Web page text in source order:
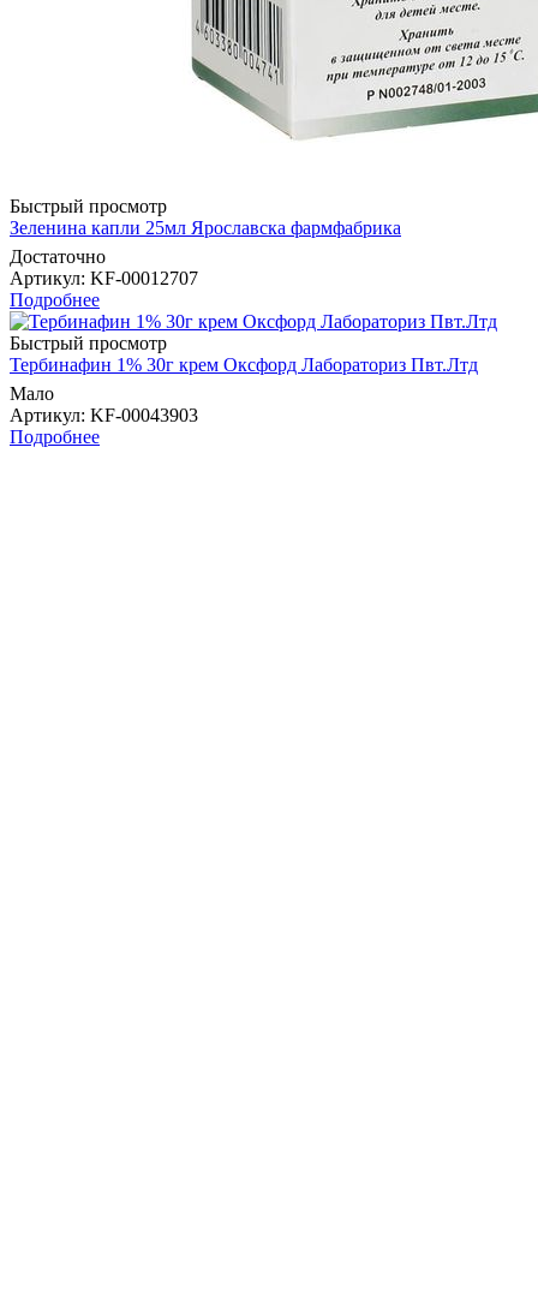
Быстрый просмотр
Зеленина капли 25мл Ярославска фармфабрика
Достаточно
Артикул: KF-00012707
Подробнее
Быстрый просмотр
Тербинафин 1% 30г крем Оксфорд Лабораториз Пвт.Лтд
Мало
Артикул: KF-00043903
Подробнее